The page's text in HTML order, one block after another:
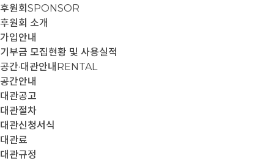
후원회 SPONSOR
후원회 소개
가입안내
기부금 모집현황 및 사용실적
공간·대관안내 RENTAL
공간안내
대관공고
대관절차
대관신청서식
대관료
대관규정